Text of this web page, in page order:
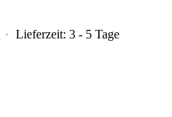
Lieferzeit:3 - 5 Tage